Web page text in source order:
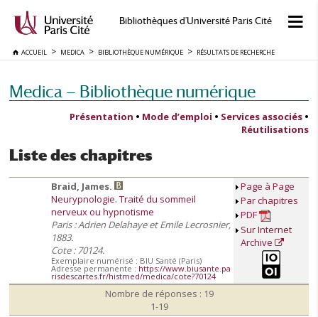
Bibliothèques d'Université Paris Cité
ACCUEIL MEDICA BIBLIOTHÈQUE NUMÉRIQUE RÉSULTATS DE RECHERCHE
Medica — Bibliothèque numérique
Présentation • Mode d’emploi • Services associés •
Réutilisations
Liste des chapitres
Braid, James.
Neurypnologie. Traité du sommeil
nerveux ou hypnotisme
Paris : Adrien Delahaye et Emile Lecrosnier,
1883.
Cote : 70124.
Exemplaire numérisé : BIU Santé (Paris)
Adresse permanente : https://www.biusante.pa
risdescartes.fr/histmed/medica/cote?70124
Page à Page
Par chapitres
PDF
Sur Internet
Archive
Nombre de réponses : 19
1-19